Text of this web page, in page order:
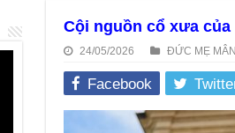
Cội nguồn cổ xưa
24/05/2026 ĐỨC MẸ
Facebook